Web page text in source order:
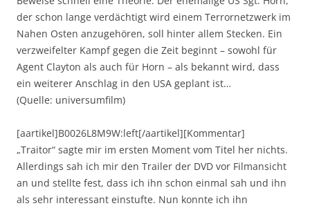
der schon lange verdächtigt wird einem Terrornetzwerk im
Nahen Osten anzugehören, soll hinter allem Stecken. Ein
verzweifelter Kampf gegen die Zeit beginnt – sowohl für
Agent Clayton als auch für Horn – als bekannt wird, dass
ein weiterer Anschlag in den USA geplant ist…
(Quelle: universumfilm)
[aartikel]B0026L8M9W:left[/aartikel][Kommentar]
„Traitor“ sagte mir im ersten Moment vom Titel her nichts.
Allerdings sah ich mir den Trailer der DVD vor Filmansicht
an und stellte fest, dass ich ihn schon einmal sah und ihn
als sehr interessant einstufte. Nun konnte ich ihn